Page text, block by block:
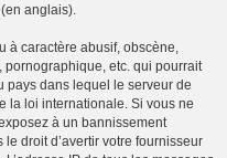
(en anglais).
à caractère abusif, obscène,
etc. qui pourrait
pays dans lequel le serveur de
la loi internationale. Si vous ne
à un bannissement
droit d’avertir votre fournisseur